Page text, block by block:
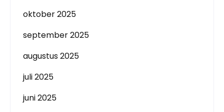
oktober 2025
september 2025
augustus 2025
juli 2025
juni 2025